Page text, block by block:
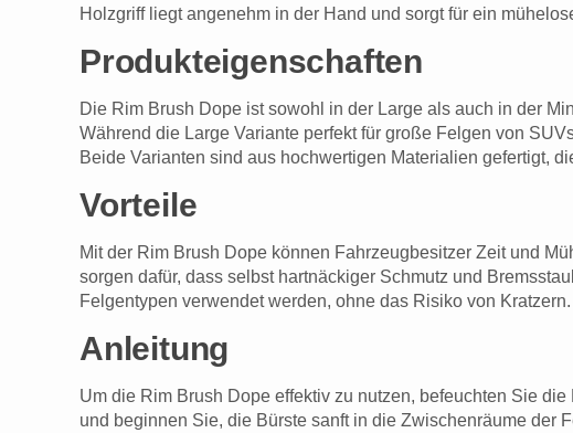
Holzgriff liegt angenehm in der Hand und sorgt für ein
Produkteigenschaften
Die Rim Brush Dope ist sowohl in der Large als auch in der
Während die Large Variante perfekt für große Felgen von
Beide Varianten sind aus hochwertigen Materialien gefertigt,
Vorteile
Mit der Rim Brush Dope können Fahrzeugbesitzer Zeit und
sorgen dafür, dass selbst hartnäckiger Schmutz und
Felgentypen verwendet werden, ohne das Risiko von Kratzern.
Anleitung
Um die Rim Brush Dope effektiv zu nutzen, befeuchten Sie
und beginnen Sie, die Bürste sanft in die Zwischenräume der